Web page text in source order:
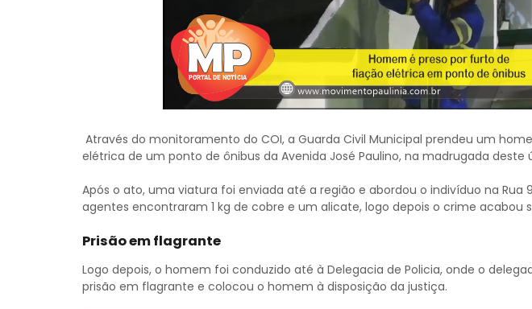
Através do monitoramento do COI, a Guarda Civil Municipal prendeu um
elétrica de um ponto de ônibus da Avenida José Paulino, na madrugada deste
Após o ato, uma viatura foi enviada até a região e abordou o indivíduo na Rua
agentes encontraram 1 kg de cobre e um alicate, logo depois o crime acabou
Prisão em flagrante
Logo depois, o homem foi conduzido até à Delegacia de Policia, onde o
prisão em flagrante e colocou o homem à disposição da justiça.